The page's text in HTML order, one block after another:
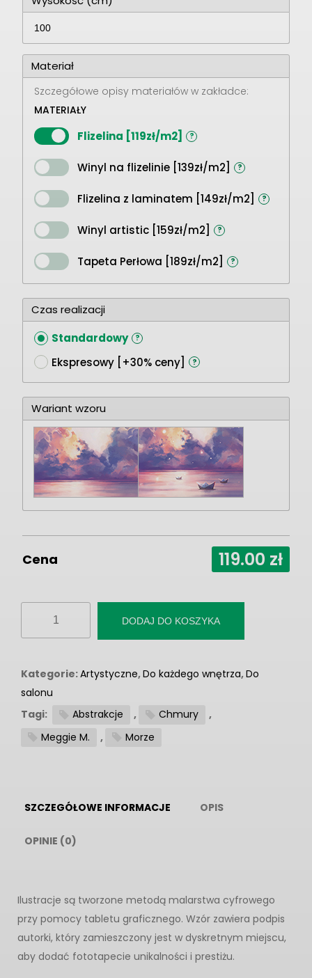
Materiał
Szczegółowe opisy materiałów w zakładce:
MATERIAŁY
Flizelina [119zł/m2] ?
Winyl na flizelinie [139zł/m2] ?
Flizelina z laminatem [149zł/m2] ?
Winyl artistic [159zł/m2] ?
Tapeta Perłowa [189zł/m2] ?
Czas realizacji
Standardowy ?
Ekspresowy [+30% ceny] ?
Wariant wzoru
Cena 119.00 zł
zmierzch"
DODAJ DO KOSZYKA
Kategorie:Artystyczne,Do każdego wnętrza,Do
salonu
Tagi:
Abstrakcje , Chmury
,
Meggie M.
, Morze
SZCZEGÓŁOWE INFORMACJE OPIS
OPINIE (0)
Ilustracje są tworzone metodą malarstwa cyfrowego
przy pomocy tabletu graficznego. Wzór zawiera podpis
autorki, który zamieszczony jest w dyskretnym miejscu,
aby dodać fototapecie unikalności i prestiżu.